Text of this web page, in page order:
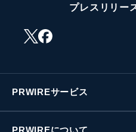
プレスリリー
PRWIREサービス
PRWIREについて